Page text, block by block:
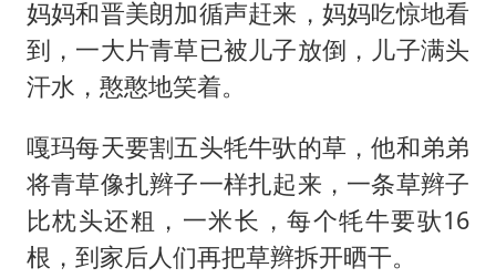
妈妈和晋美朗加循声赶来，妈妈吃惊地看
到，一大片青草已被儿子放倒，儿子满头
汗水，憨憨地笑着。
嘎玛每天要割五头牦牛驮的草，他和弟弟
将青草像扎辫子一样扎起来，一条草辫子
比枕头还粗，一米长，每个牦牛要驮16
根，到家后人们再把草辫拆开晒干。